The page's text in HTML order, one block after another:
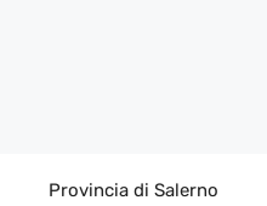
Provincia di Salerno